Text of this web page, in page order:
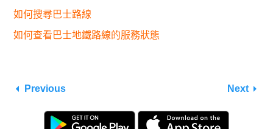
如何搜尋巴士路線
如何查看巴士地鐵路線的服務狀態
Previous Next